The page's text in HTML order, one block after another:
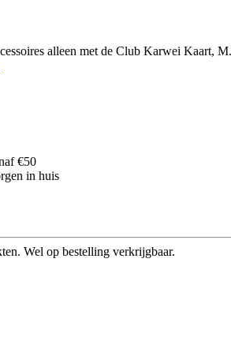
alleen met de Club Karwei Kaart,
€50
in huis
Wel op bestelling verkrijgbaar.